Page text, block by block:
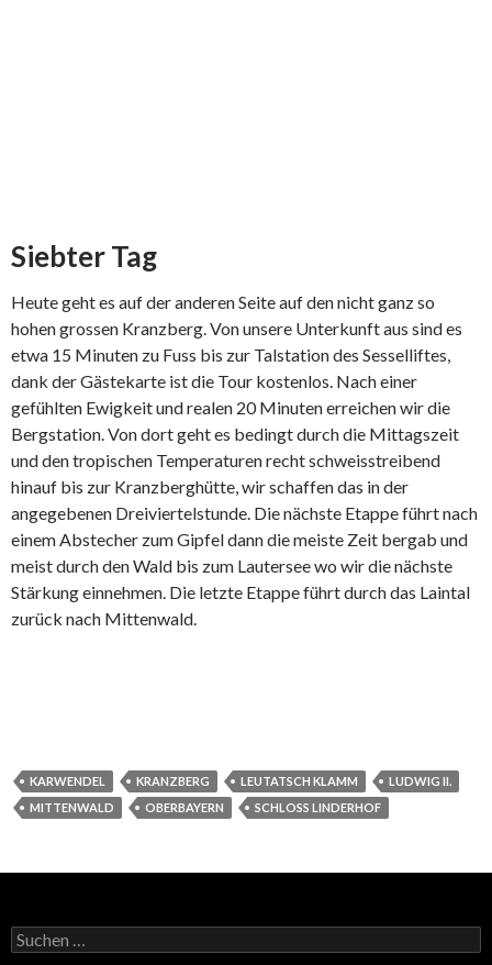
Siebter Tag
Heute geht es auf der anderen Seite auf den nicht ganz so
hohen grossen Kranzberg. Von unsere Unterkunft aus sind es
etwa 15 Minuten zu Fuss bis zur Talstation des Sesselliftes,
dank der Gästekarte ist die Tour kostenlos. Nach einer
gefühlten Ewigkeit und realen 20 Minuten erreichen wir die
Bergstation. Von dort geht es bedingt durch die Mittagszeit
und den tropischen Temperaturen recht schweisstreibend
hinauf bis zur Kranzberghütte, wir schaffen das in der
angegebenen Dreiviertelstunde. Die nächste Etappe führt nach
einem Abstecher zum Gipfel dann die meiste Zeit bergab und
meist durch den Wald bis zum Lautersee wo wir die nächste
Stärkung einnehmen. Die letzte Etappe führt durch das Laintal
zurück nach Mittenwald.
KARWENDEL KRANZBERG LEUTATSCH KLAMM
LUDWIG II.
MITTENWALD
OBERBAYERN SCHLOSS LINDERHOF
Suchen
nach: